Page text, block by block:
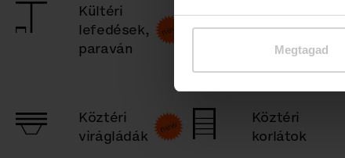
Megtagad
Kültéri
lefedések,
paraván
Fedett
dohányzóhely
Köztéri
virágládák
Köztéri
korlátok